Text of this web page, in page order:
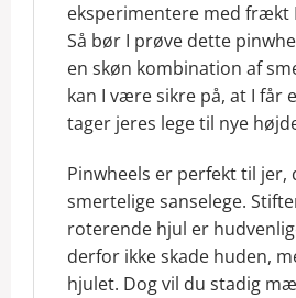
eksperimentere med frækt
Så bør I prøve dette
en skøn kombination af
kan I være sikre på, at I får
tager jeres lege til nye
Pinwheels er perfekt til jer,
smertelige sanselege.
roterende hjul er
derfor ikke skade huden,
hjulet. Dog vil du stadig